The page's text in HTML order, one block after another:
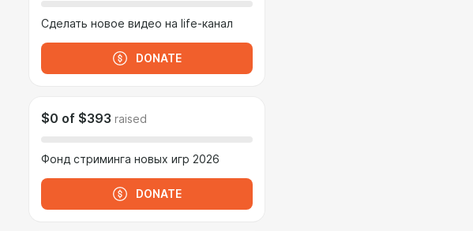
Сделать новое видео на life-канал
DONATE
$0 of $393 raised
Фонд стриминга новых игр 2026
DONATE